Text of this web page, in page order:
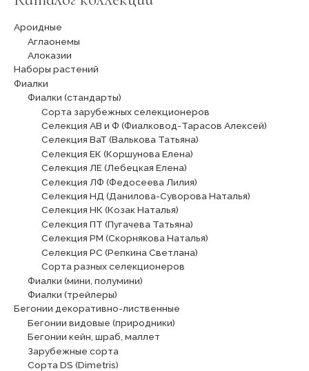
Ароидные
Аглаонемы
Алоказии
Наборы растений
Фиалки
Фиалки (стандарты)
Сорта зарубежных селекционеров
Селекция АВ и Ф (Фиалковод-Тарасов Алексей)
Селекция ВаТ (Валькова Татьяна)
Селекция ЕК (Коршунова Елена)
Селекция ЛЕ (Лебецкая Елена)
Селекция ЛФ (Федосеева Лилия)
Селекция НД (Данилова-Суворова Наталья)
Селекция НК (Козак Наталья)
Селекция ПТ (Пугачева Татьяна)
Селекция РМ (Скорнякова Наталья)
Селекция РС (Репкина Светлана)
Сорта разных селекционеров
Фиалки (мини, полумини)
Фиалки (трейлеры)
Бегонии декоративно-лиственные
Бегонии видовые (природники)
Бегонии кейн, шраб, маллет
Зарубежные сорта
Сорта DS (Dimetris)